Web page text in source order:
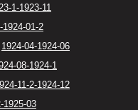
1-1923-11
1924-01-2
1924-04-1924-06
08-1924-1
11-2-1924-12
1925-03